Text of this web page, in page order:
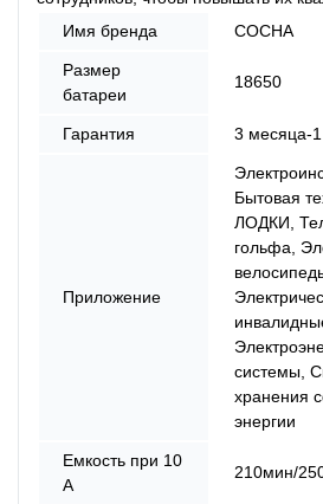
Имя бренда
СОСНА
Размер
батареи
18650
Гарантия 3 месяца-1
Приложение
Бытовая
ЛОДКИ,
гольфа,
системы,
хранения
энергии
Емкость при 10
А
210мин/